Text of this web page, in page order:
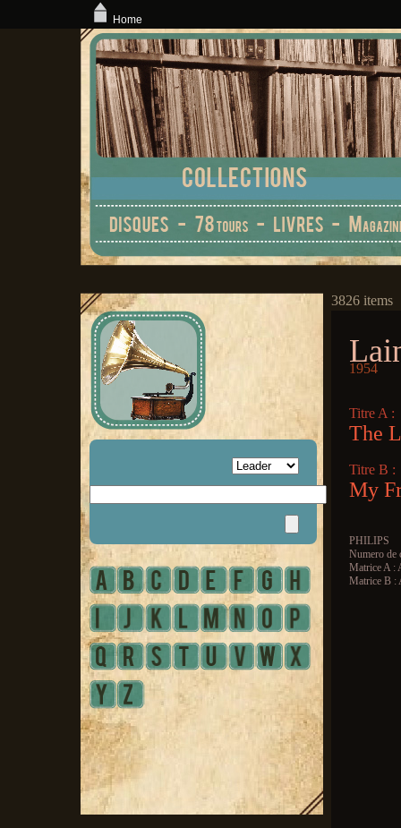
3826 items
1954
Titre A :
The
Titre B :
My
PHILIPS
Numero de
Matrice A :
Matrice B :
Home